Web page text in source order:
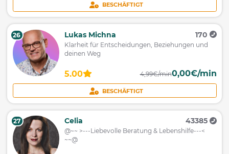
BESCHÄFTIGT
26 Lukas Michna 170
Klarheit für Entscheidungen, Beziehungen und
deinen Weg
5.00 4,99€/min0,00€/min
BESCHÄFTIGT
27 Celia 43385
@~~ >---Liebevolle Beratung & Lebenshilfe---<
~~@